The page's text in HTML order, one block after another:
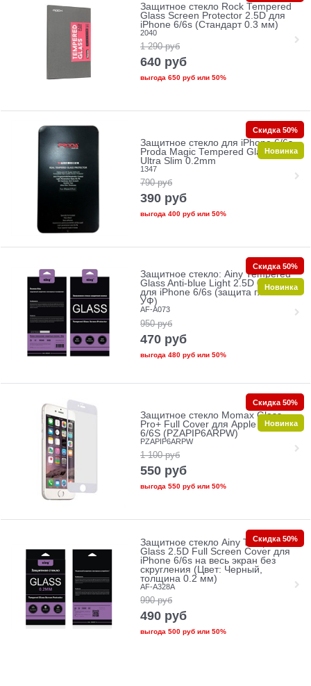
Защитное стекло Rock Tempered
Glass Screen Protector 2.5D для
iPhone 6/6s (Стандарт 0.3 мм)
2040
1 290 руб
640 руб
выгода 650 рубили 50%
Защитное стекло для iPhone 6/6s
Proda Magic Tempered Glass 2.5D
Ultra Slim 0.2mm
1347
790 руб
390 руб
выгода 400 рубили 50%
Скидка 50%
Новинка
Защитное стекло: Ainy Tempered
Glass Anti-blue Light 2.5D 0.33mm
для iPhone 6/6s (защита глаз от
УФ)
AF-A073
950 руб
470 руб
выгода 480 рубили 50%
Скидка 50%
Новинка
Защитное стекло Momax Glass
Pro+ Full Cover для Apple iPhone
6/6S (PZAPIP6ARPW)
PZAPIP6ARPW
1 100 руб
550 руб
выгода 550 рубили 50%
Скидка 50%
Новинка
Защитное стекло Ainy Tempered
Glass 2.5D Full Screen Cover для
iPhone 6/6s на весь экран без
скругления (Цвет: Черный,
толщина 0.2 мм)
AF-A328A
990 руб
490 руб
выгода 500 рубили 50%
Скидка 50%